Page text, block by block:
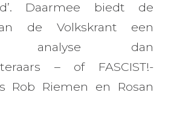
Daarmee biedt de
de Volkskrant een
analyse dan
– of FASCIST!-
Rob Riemen en Rosan